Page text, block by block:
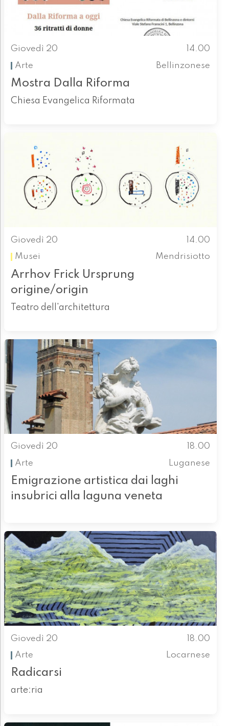
Giovedì 20
14.00
Arte
Bellinzonese
Mostra Dalla Riforma
Chiesa Evangelica Riformata
Giovedì 20
14.00
Musei
Mendrisiotto
Arrhov Frick Ursprung
origine/origin
Teatro dell'architettura
Giovedì 20
18.00
Arte
Luganese
Emigrazione artistica dai laghi
insubrici alla laguna veneta
Giovedì 20
18.00
Arte
Locarnese
Radicarsi
arte:ria